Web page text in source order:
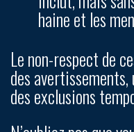
haine et les
Le non-respect de
des
des exclusions